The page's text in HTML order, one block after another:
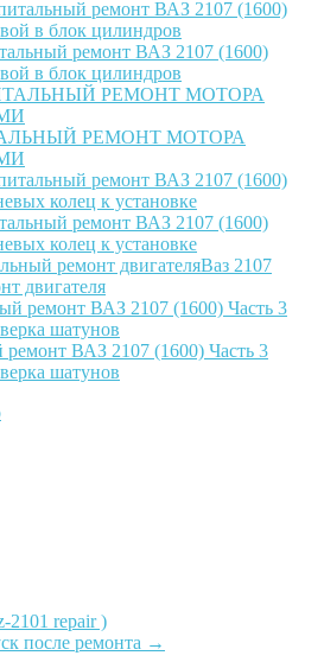
ремонт ВАЗ 2107 (1600)
в блок цилиндров
РЕМОНТ МОТОРА
ремонт ВАЗ 2107 (1600)
колец к установке
Ваз 2107
двигателя
ВАЗ 2107 (1600) Часть 3
шатунов
2101 repair )
после ремонта →